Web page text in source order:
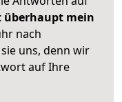
überhaupt mein
nach
uns, denn wir
auf Ihre